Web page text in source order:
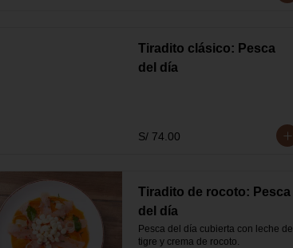
Tiradito clásico: Pesca
del día
S/ 74.00
Tiradito de rocoto: Pesca
del día
Pesca del día cubierta con leche de
tigre y crema de rocoto.